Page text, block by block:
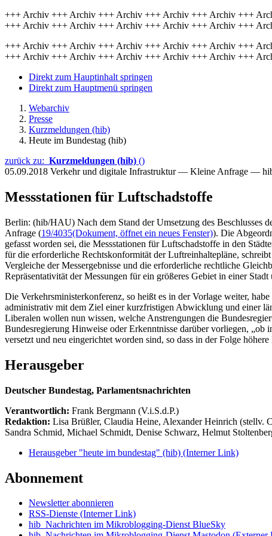
+++ Archiv +++ Archiv +++ Archiv +++ Archiv +++ Archiv +++
+++ Archiv +++ Archiv +++ Archiv +++ Archiv +++ Archiv +++
+++ Archiv +++ Archiv +++ Archiv +++ Archiv +++ Archiv +++
+++ Archiv +++ Archiv +++ Archiv +++ Archiv +++ Archiv +++
Direkt zum Hauptinhalt springen
Direkt zum Hauptmenü springen
Webarchiv
Presse
Kurzmeldungen (hib)
Heute im Bundestag (hib)
zurück zu: Kurzmeldungen (hib) ()
05.09.2018 Verkehr und digitale Infrastruktur — Kleine Anfrage —
Messstationen für Luftschadstoffe
Berlin: (hib/HAU) Nach dem Stand der Umsetzung des Beschlusses
Anfrage (19/4035(Dokument, öffnet ein neues Fenster)). Die
gefasst worden sei, die Messstationen für Luftschadstoffe in den
für die erforderliche Rechtskonformität der Luftreinhaltepläne,
Vergleiche der Messergebnisse und die erforderliche rechtliche
Repräsentativität der Messungen für ein größeres Gebiet in einer
Die Verkehrsministerkonferenz, so heißt es in der Vorlage weiter,
administrativ mit dem Ziel einer kurzfristigen Abwicklung und einer
Liberalen wollen nun wissen, welche Anstrengungen die
Bundesregierung Hinweise oder Erkenntnisse darüber vorliegen, „ob
versetzt und neu eingerichtet worden sind, so dass in der Folge
Herausgeber
Deutscher Bundestag, Parlamentsnachrichten
Verantwortlich: Frank Bergmann (V.i.S.d.P.)
Redaktion: Lisa Brüßler, Claudia Heine, Alexander Heinrich (stellv.
Sandra Schmid, Michael Schmidt, Denise Schwarz, Helmut
Herausgeber "heute im bundestag" (hib) (Interner Link)
Abonnement
Newsletter abonnieren
RSS-Dienste (Interner Link)
hib_Nachrichten im Mikroblogging-Dienst BlueSky